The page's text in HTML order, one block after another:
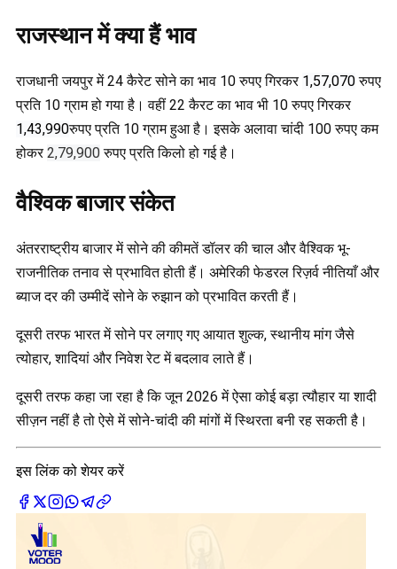
राजस्थान में क्या हैं भाव
राजधानी जयपुर में 24 कैरेट सोने का भाव 10 रुपए गिरकर 1,57,070 रुपए
प्रति 10 ग्राम हो गया है। वहीं 22 कैरट का भाव भी 10 रुपए गिरकर
1,43,990रुपए प्रति 10 ग्राम हुआ है। इसके अलावा चांदी 100 रुपए कम
होकर2,79,900रुपए प्रति किलो हो गई है।
वैश्विक बाजार संकेत
अंतरराष्ट्रीय बाजार में सोने की कीमतें डॉलर की चाल और वैश्विक भू-
राजनीतिक तनाव से प्रभावित होती हैं। अमेरिकी फेडरल रिज़र्व नीतियाँ और
ब्याज दर की उम्मीदें सोने के रुझान को प्रभावित करती हैं।
दूसरी तरफ भारत में सोने पर लगाए गए आयात शुल्क, स्थानीय मांग जैसे
त्योहार, शादियां और निवेश रेट में बदलाव लाते हैं।
दूसरी तरफ कहा जा रहा है कि जून 2026 में ऐसा कोई बड़ा त्यौहार या शादी
सीज़न नहीं है तो ऐसे में सोने-चांदी की मांगों में स्थिरता बनी रह सकती है।
इस लिंक को शेयर करें